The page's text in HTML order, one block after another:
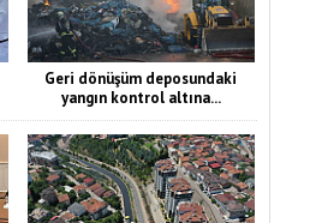
Geri dönüşüm deposundaki
yangın kontrol altına...